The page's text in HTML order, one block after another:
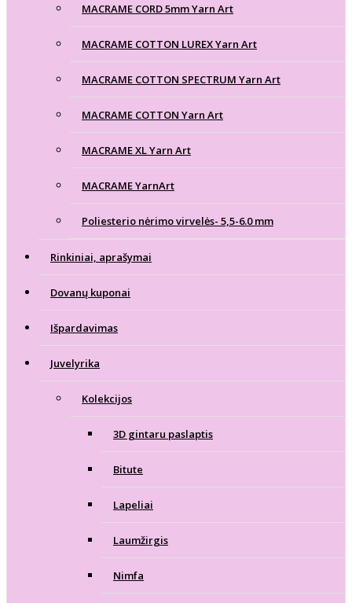
MACRAME CORD 5mm Yarn Art
MACRAME COTTON LUREX Yarn Art
MACRAME COTTON SPECTRUM Yarn Art
MACRAME COTTON Yarn Art
MACRAME XL Yarn Art
MACRAME YarnArt
Poliesterio nėrimo virvelės- 5,5-6.0 mm
Rinkiniai, aprašymai
Dovanų kuponai
Išpardavimas
Juvelyrika
Kolekcijos
3D gintaru paslaptis
Bitute
Lapeliai
Laumžirgis
Nimfa